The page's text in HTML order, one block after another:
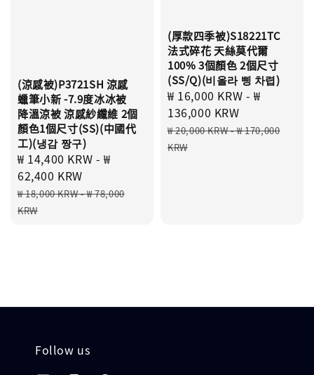
(涼感被)P3721SH 涼感
蠟筆小新 -7.9度冰冰被
降溫涼被 涼感紗纖維 2個
顏色1個尺寸(SS)(中國代
工)(냉감 짱구)
Sale
price
₩ 14,400 KRW -₩
62,400 KRW
Regular
price
₩ 18,000 KRW-₩ 78,000
KRW
(厚款四季被)S18221TC
法式碎花 天絲莫代爾
100% 3個顏色 2個尺寸
(SS/Q)(비올라 삥 차렵)
Sale
price
₩ 16,000 KRW -₩
136,000 KRW
Regular
price
₩ 20,000 KRW-₩ 170,000
KRW
Follow us